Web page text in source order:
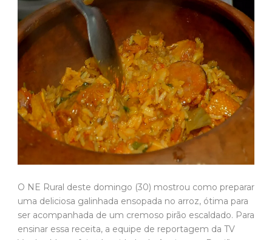
O NE Rural deste domingo (30) mostrou como preparar
uma deliciosa galinhada ensopada no arroz, ótima para
ser acompanhada de um cremoso pirão escaldado. Para
ensinar essa receita, a equipe de reportagem da TV